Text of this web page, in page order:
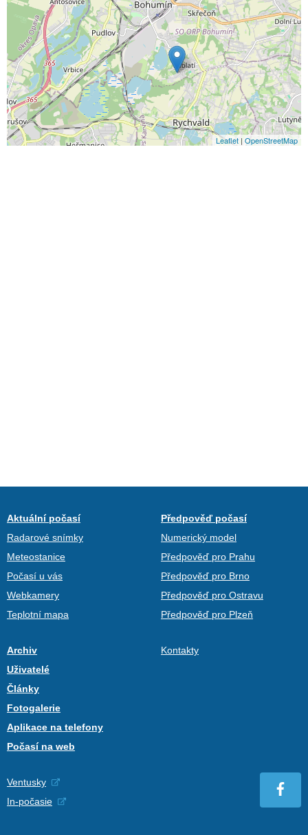
Leaflet | OpenStreetMap
Aktuální počasí
Radarové snímky
Meteostanice
Počasí u vás
Webkamery
Teplotní mapa
Předpověď počasí
Numerický model
Předpověď pro Prahu
Předpověď pro Brno
Předpověď pro Ostravu
Předpověď pro Plzeň
Archiv
Uživatelé
Články
Fotogalerie
Aplikace na telefony
Počasí na web
Kontakty
Ventusky
In-počasie